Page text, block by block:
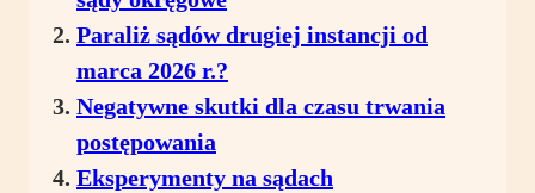
Paraliż sądów drugiej instancji od
marca 2026 r.?
Negatywne skutki dla czasu trwania
postępowania
Eksperymenty na sądach